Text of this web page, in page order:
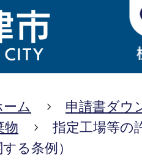
ーム
申請書ダウ
物
指定工場等の
る条例）